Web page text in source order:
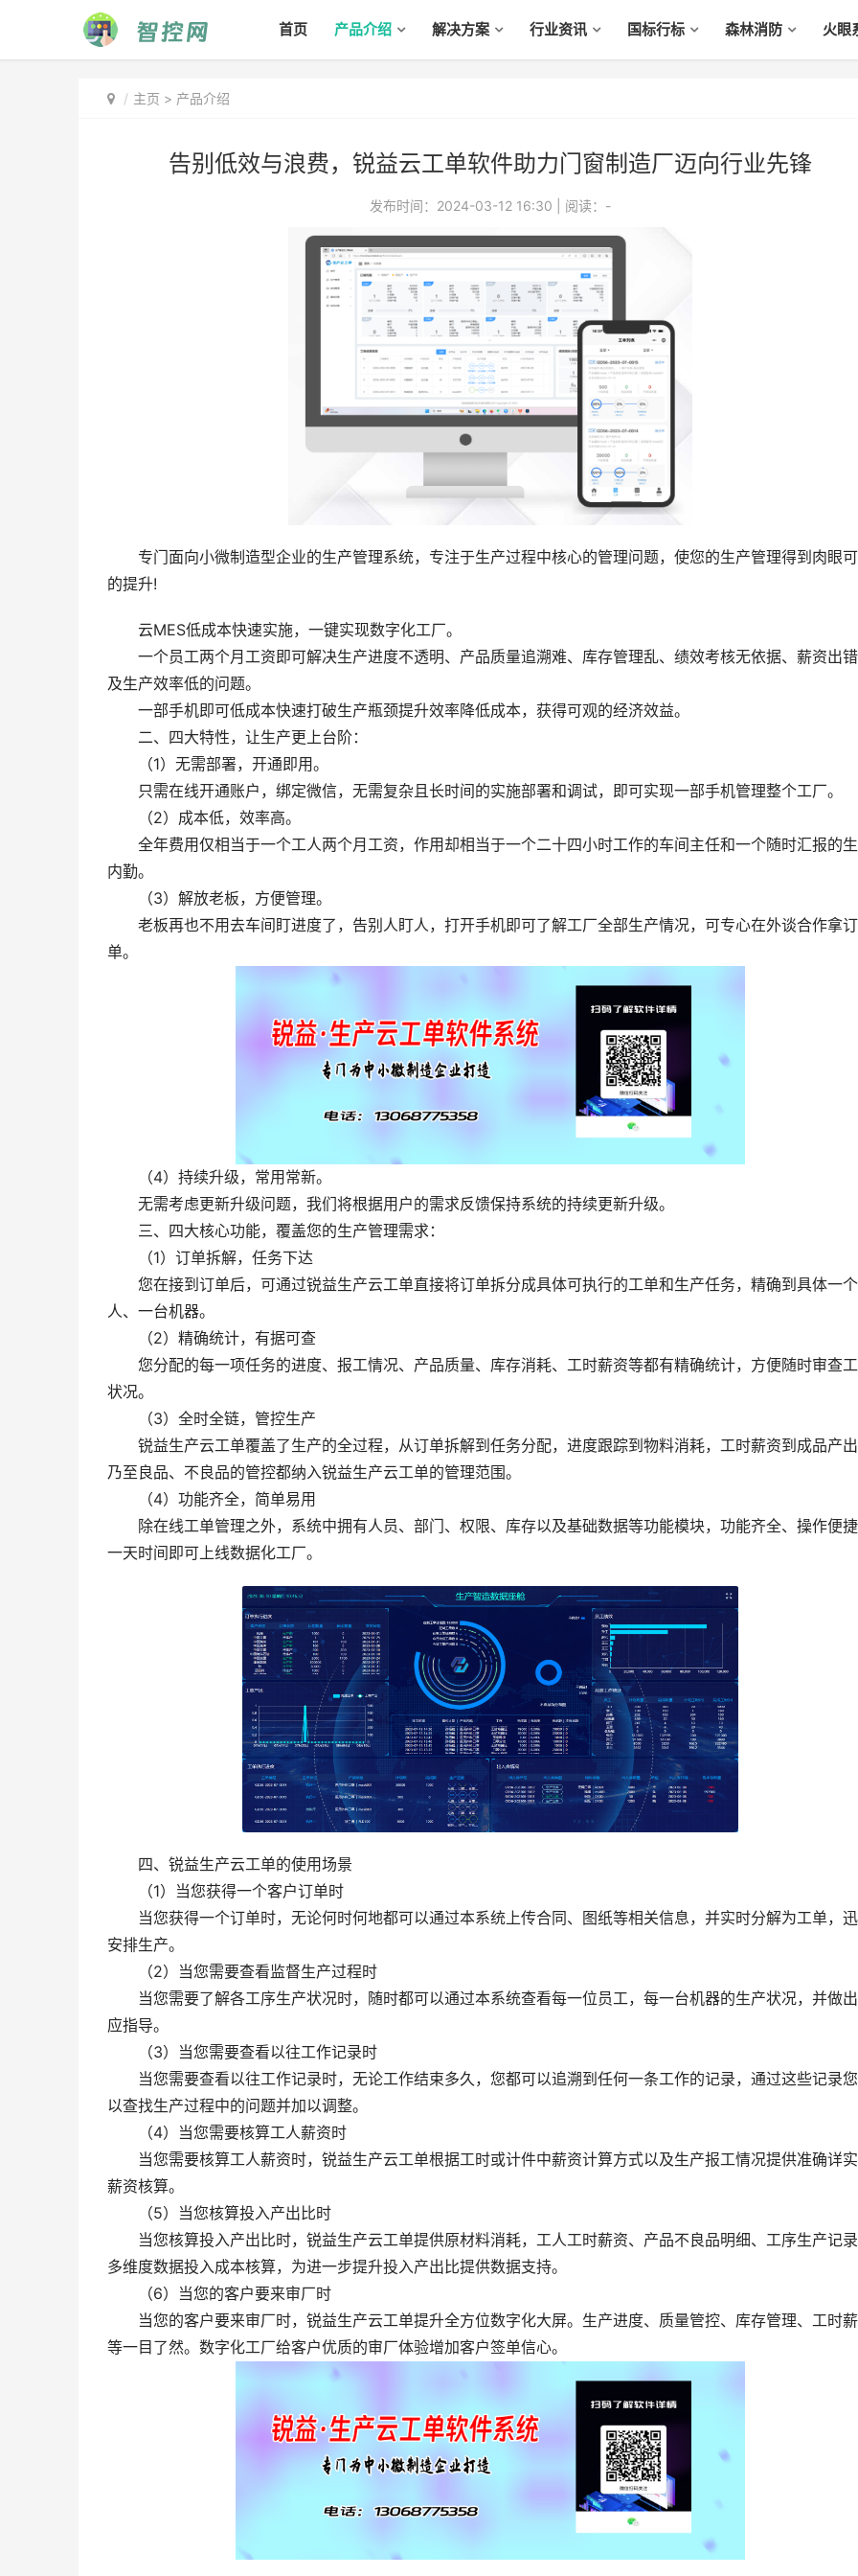
首页 产品介绍 解决方案 行业资讯 国标行标 森林消防 火眼
主页 > 产品介绍
告别低效与浪费，锐益云工单软件助力门窗制造厂迈向行业先锋
发布时间：2024-03-12 16:30 阅读： -
专门面向小微制造型企业的生产管理系统，专注于生产过程中核心的管理问题，使您的生产管理得到肉眼
的提升!
云MES低成本快速实施，一键实现数字化工厂。
一个员工两个月工资即可解决生产进度不透明、产品质量追溯难、库存管理乱、绩效考核无依据、薪资出
及生产效率低的问题。
一部手机即可低成本快速打破生产瓶颈提升效率降低成本，获得可观的经济效益。
二、四大特性，让生产更上台阶：
（1）无需部署，开通即用。
只需在线开通账户，绑定微信，无需复杂且长时间的实施部署和调试，即可实现一部手机管理整个工厂。
（2）成本低，效率高。
全年费用仅相当于一个工人两个月工资，作用却相当于一个二十四小时工作的车间主任和一个随时汇报的
内勤。
（3）解放老板，方便管理。
老板再也不用去车间盯进度了，告别人盯人，打开手机即可了解工厂全部生产情况，可专心在外谈合作拿订
单。
（4）持续升级，常用常新。
无需考虑更新升级问题，我们将根据用户的需求反馈保持系统的持续更新升级。
三、四大核心功能，覆盖您的生产管理需求：
（1）订单拆解，任务下达
您在接到订单后，可通过锐益生产云工单直接将订单拆分成具体可执行的工单和生产任务，精确到具体一个
人、一台机器。
（2）精确统计，有据可查
您分配的每一项任务的进度、报工情况、产品质量、库存消耗、工时薪资等都有精确统计，方便随时审查
状况。
（3）全时全链，管控生产
锐益生产云工单覆盖了生产的全过程，从订单拆解到任务分配，进度跟踪到物料消耗，工时薪资到成品产出
乃至良品、不良品的管控都纳入锐益生产云工单的管理范围。
（4）功能齐全，简单易用
除在线工单管理之外，系统中拥有人员、部门、权限、库存以及基础数据等功能模块，功能齐全、操作便捷
一天时间即可上线数据化工厂。
四、锐益生产云工单的使用场景
（1）当您获得一个客户订单时
当您获得一个订单时，无论何时何地都可以通过本系统上传合同、图纸等相关信息，并实时分解为工单，
安排生产。
（2）当您需要查看监督生产过程时
当您需要了解各工序生产状况时，随时都可以通过本系统查看每一位员工，每一台机器的生产状况，并做
应指导。
（3）当您需要查看以往工作记录时
当您需要查看以往工作记录时，无论工作结束多久，您都可以追溯到任何一条工作的记录，通过这些记录
以查找生产过程中的问题并加以调整。
（4）当您需要核算工人薪资时
当您需要核算工人薪资时，锐益生产云工单根据工时或计件中薪资计算方式以及生产报工情况提供准确详
薪资核算。
（5）当您核算投入产出比时
当您核算投入产出比时，锐益生产云工单提供原材料消耗，工人工时薪资、产品不良品明细、工序生产记
多维度数据投入成本核算，为进一步提升投入产出比提供数据支持。
（6）当您的客户要来审厂时
当您的客户要来审厂时，锐益生产云工单提升全方位数字化大屏。生产进度、质量管控、库存管理、工时
等一目了然。数字化工厂给客户优质的审厂体验增加客户签单信心。